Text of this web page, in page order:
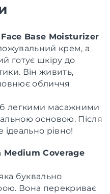
Base Moisturizer
крем, а
готує шкіру до
Він живить,
обличчя
легкими масажними
основою. Після
рівно!
Medium Coverage
буквально
Вона перекриває